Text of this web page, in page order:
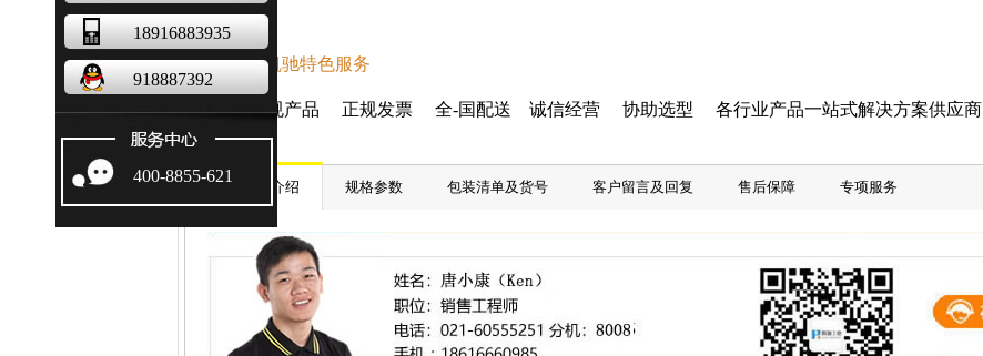
德国凯驰特色服务
正规产品 正规发票 全-国配送 诚信经营 协助选型 各行业产品一站式解决方案供应商
产品介绍 规格参数 包装清单及货号 客户留言及回复 售后保障 专项服务
18916883935
918887392
400-8855-621